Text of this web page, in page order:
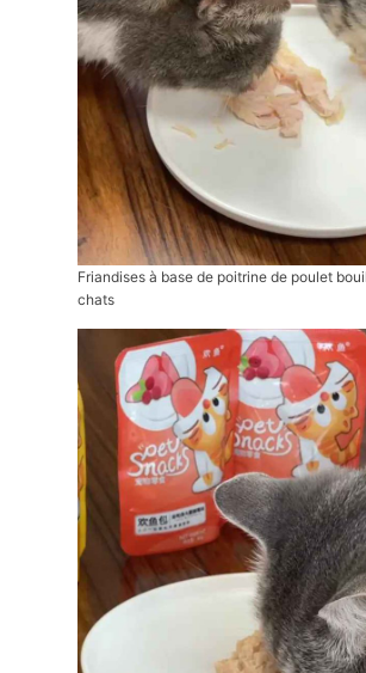
Friandises à base de poitrine de poulet
chats